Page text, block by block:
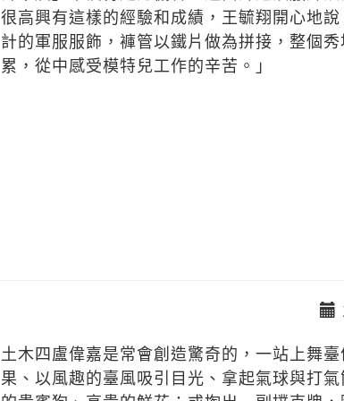
很高興有這樣的經驗和成績，王毓翔開心地
計的軍服服飾，褲管以鐵片做為拼接，整個
累，從中感受模特兒工作的辛苦。」
土木四盧偉嘉是常會創造驚奇的，一站上舞
果、以風趣的臺風吸引目光、拿起氣球與打